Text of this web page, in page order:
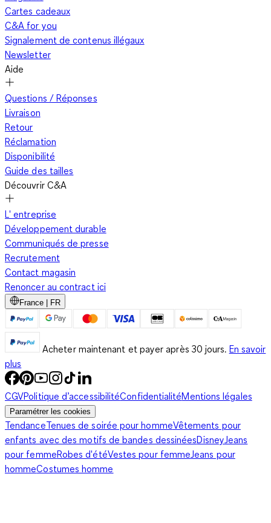
Cartes cadeaux
C&A for you
Signalement de contenus illégaux
Newsletter
Aide
Questions / Réponses
Livraison
Retour
Réclamation
Disponibilité
Guide des tailles
Découvrir C&A
L' entreprise
Développement durable
Communiqués de presse
Recrutement
Contact magasin
Renoncer au contract ici
France | FR
Acheter maintenant et payer après 30 jours. En savoir
plus
CGVPolitique d’accessibilitéConfidentialitéMentions légales
Paramétrer les cookies
TendanceTenues de soirée pour hommeVêtements pour
enfants avec des motifs de bandes dessinéesDisneyJeans
pour femmeRobes d'étéVestes pour femmeJeans pour
hommeCostumes homme